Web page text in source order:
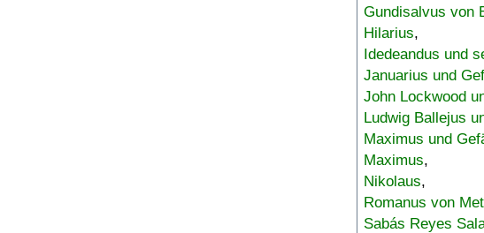
Gundisalvus von
Hilarius,
Idedeandus und
Januarius und
John Lockwood
Ludwig Ballejus
Maximus und
Maximus,
Nikolaus,
Romanus von
Sabás Reyes